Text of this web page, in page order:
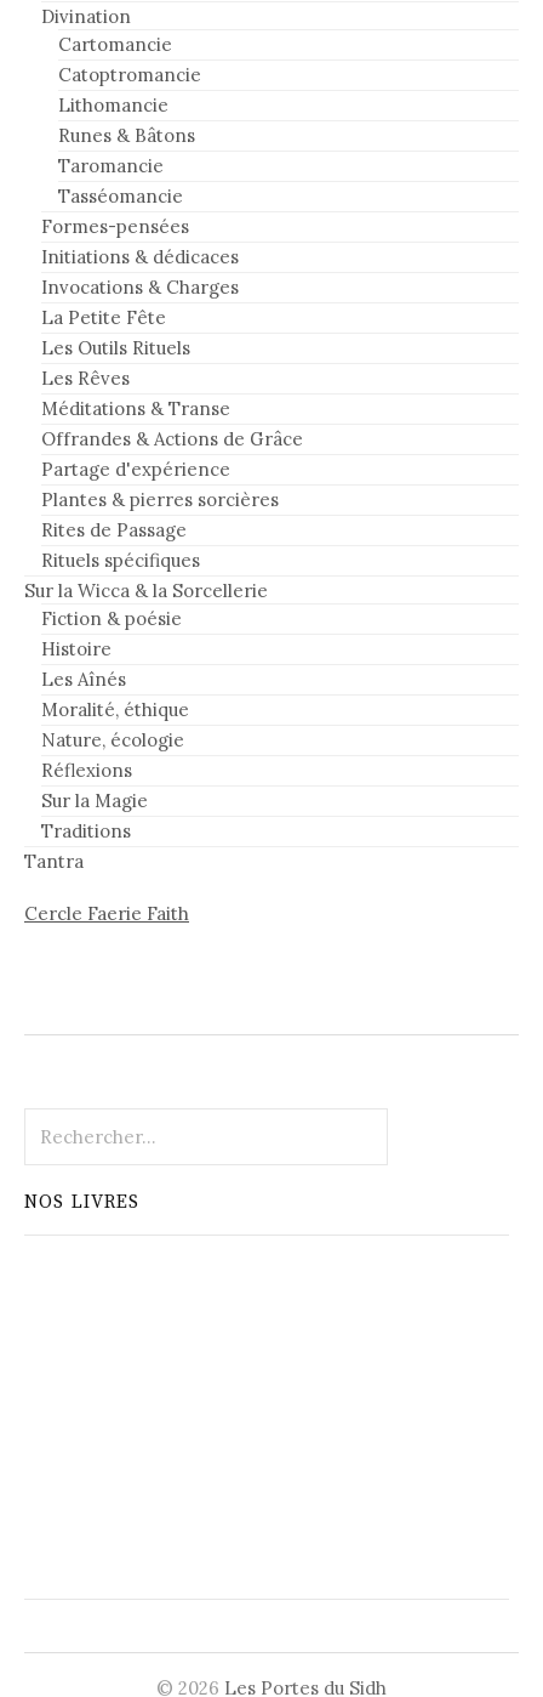
Divination
Cartomancie
Catoptromancie
Lithomancie
Runes & Bâtons
Taromancie
Tasséomancie
Formes-pensées
Initiations & dédicaces
Invocations & Charges
La Petite Fête
Les Outils Rituels
Les Rêves
Méditations & Transe
Offrandes & Actions de Grâce
Partage d'expérience
Plantes & pierres sorcières
Rites de Passage
Rituels spécifiques
Sur la Wicca & la Sorcellerie
Fiction & poésie
Histoire
Les Aînés
Moralité, éthique
Nature, écologie
Réflexions
Sur la Magie
Traditions
Tantra
Cercle Faerie Faith
NOS LIVRES
© 2026 Les Portes du Sidh